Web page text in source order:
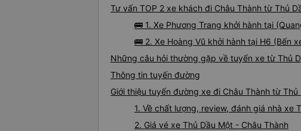
Tư vấn TOP 2 xe khách đi Châu Thành từ Thủ
🚌 1. Xe Phương Trang khởi hành tại
🚌 2. Xe Hoàng Vũ khởi hành tại H6 (Bến
Những câu hỏi thường gặp về tuyến xe từ Thủ
Thông tin tuyến đường
Giới thiệu tuyến đường xe đi Châu Thành từ Thủ
1. Về chất lượng, review, đánh giá nhà xe
2. Giá vé xe Thủ Dầu Một - Châu Thành